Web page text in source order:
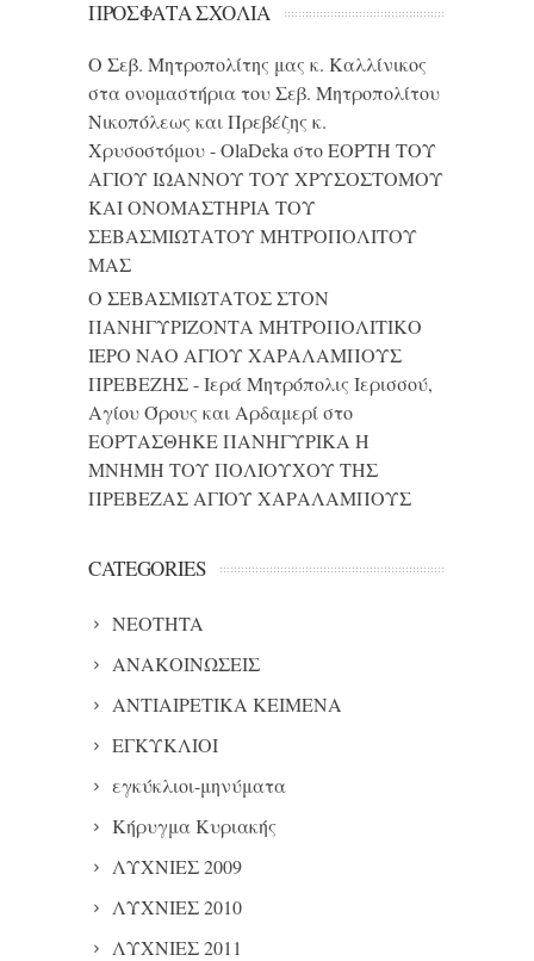
ΠΡΌΣΦΑΤΑ ΣΧΌΛΙΑ
Ο Σεβ. Μητροπολίτης μας κ. Καλλίνικος
στα ονομαστήρια του Σεβ. Μητροπολίτου
Νικοπόλεως και Πρεβέζης κ.
Χρυσοστόμου - OlaDeka στοΕΟΡΤΗ ΤΟΥ
ΑΓΙΟΥ ΙΩΑΝΝΟΥ ΤΟΥ ΧΡΥΣΟΣΤΟΜΟΥ
ΚΑΙ ONΟΜΑΣΤΗΡΙΑ ΤΟΥ
ΣΕΒΑΣΜΙΩΤΑΤΟΥ ΜΗΤΡΟΠΟΛΙΤΟΥ
ΜΑΣ
Ο ΣΕΒΑΣΜΙΩΤΑΤΟΣ ΣΤΟΝ
ΠΑΝΗΓΥΡΙΖΟΝΤΑ ΜΗΤΡΟΠΟΛΙΤΙΚΟ
ΙΕΡΟ ΝΑΟ ΑΓΙΟΥ ΧΑΡΑΛΑΜΠΟΥΣ
ΠΡΕΒΕΖΗΣ - Ιερά Μητρόπολις Ιερισσού,
Αγίου Όρους και Αρδαμερίστο
ΕΟΡΤΑΣΘΗΚΕ ΠΑΝΗΓΥΡΙΚΑ Η
ΜΝΗΜΗ ΤΟΥ ΠΟΛΙΟΥΧΟΥ ΤΗΣ
ΠΡΕΒΕΖΑΣ ΑΓΙΟΥ ΧΑΡΑΛΑΜΠΟΥΣ
CATEGORIES
NEOTHTA
ΑΝΑΚΟΙΝΩΣΕΙΣ
ΑΝΤΙΑΙΡΕΤΙΚΑ ΚΕΙΜΕΝΑ
ΕΓΚΥΚΛΙΟΙ
εγκύκλιοι-μηνύματα
Κήρυγμα Κυριακής
ΛΥΧΝΙΕΣ 2009
ΛΥΧΝΙΕΣ 2010
ΛΥΧΝΙΕΣ 2011